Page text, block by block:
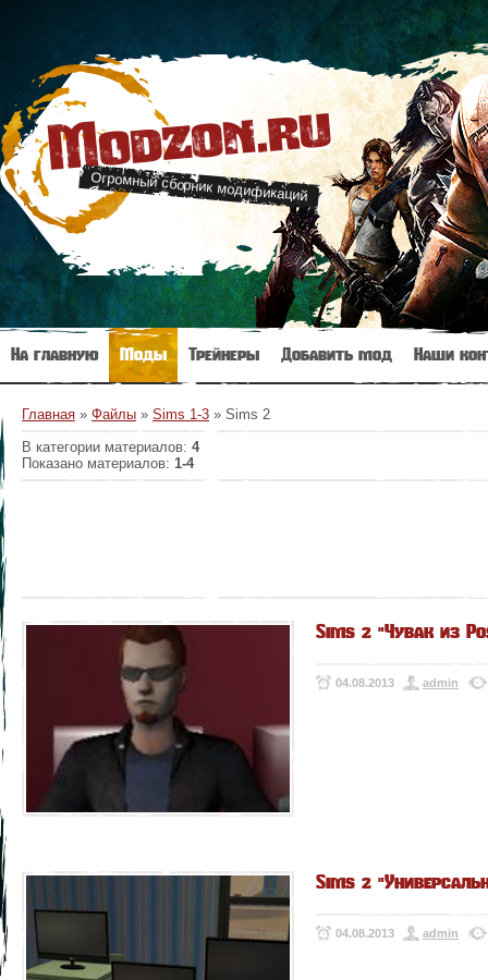
Modzon.ru
Огромный сборник модификаций
На главную Моды Трейнеры Добавить мод Наши
Главная » Файлы » Sims 1-3 » Sims 2
В категории материалов: 4
Показано материалов: 1-4
Sims 2 "Чувак из
04.08.2013 admin
Sims 2
04.08.2013 admin